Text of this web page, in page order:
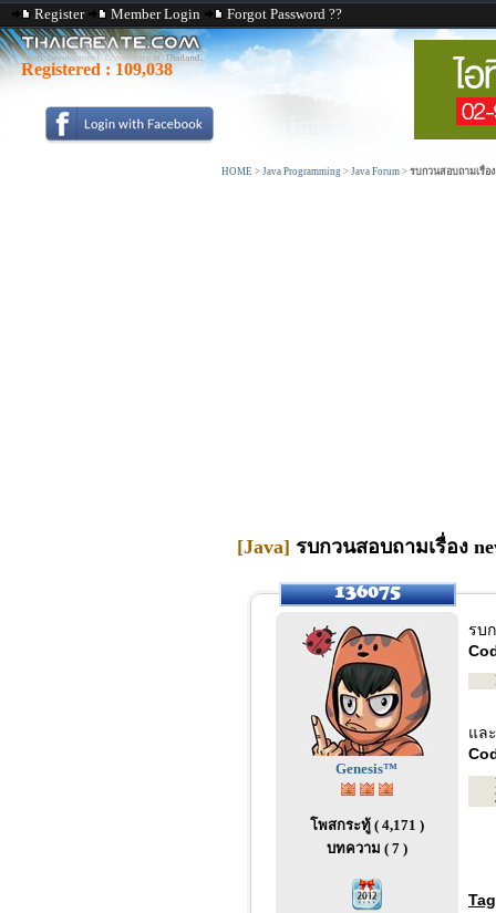
Register Member Login Forgot Password ??
Registered : 109,038
HOME > Java Programming > Java Forum > รบกวนสอบถามเรื่อ
[Java] รบกวนสอบถามเรื่อง
Genesis™
โพสกระทู้ ( 4,171 )
บทความ ( 7 )
รบ
แล
Tag